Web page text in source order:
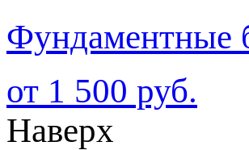
Фундаментные
от 1 500 руб.
Наверх